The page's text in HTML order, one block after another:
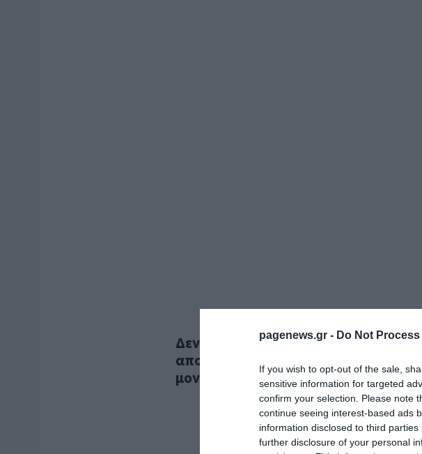
pagenews.gr - Do Not
If you wish to opt-out of the sale,
sensitive information for targeted
confirm your selection. Please note
continue seeing interest-based ads
information disclosed to third
further disclosure of your personal
Δεν απαιτείται η εφαρμογή ειδικών
απολύμανσης και το κλείσιμο των
μονάδων